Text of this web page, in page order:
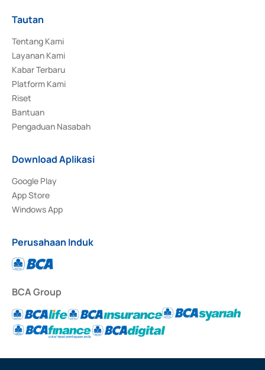
Tautan
Tentang Kami
Layanan Kami
Kabar Terbaru
Platform Kami
Riset
Bantuan
Pengaduan Nasabah
Download Aplikasi
Google Play
App Store
Windows App
Perusahaan Induk
BCA Group